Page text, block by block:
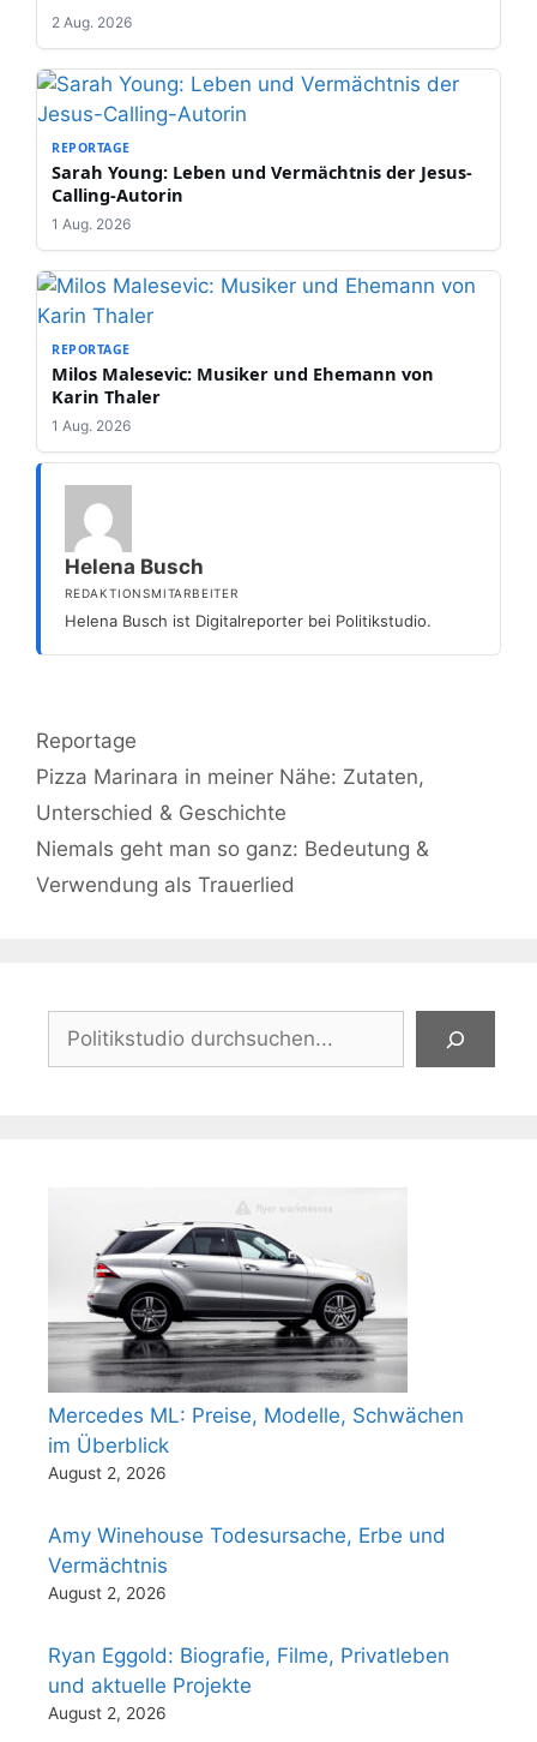
2 Aug. 2026
REPORTAGE
Sarah Young: Leben und Vermächtnis der Jesus-
Calling-Autorin
1 Aug. 2026
REPORTAGE
Milos Malesevic: Musiker und Ehemann von
Karin Thaler
1 Aug. 2026
Helena Busch
REDAKTIONSMITARBEITER
Helena Busch ist Digitalreporter bei Politikstudio.
Kategorien
Reportage
Pizza Marinara in meiner Nähe: Zutaten,
Unterschied & Geschichte
Niemals geht man so ganz: Bedeutung &
Verwendung als Trauerlied
Suchen
Mercedes ML: Preise, Modelle, Schwächen
im Überblick
August 2, 2026
Amy Winehouse Todesursache, Erbe und
Vermächtnis
August 2, 2026
Ryan Eggold: Biografie, Filme, Privatleben
und aktuelle Projekte
August 2, 2026